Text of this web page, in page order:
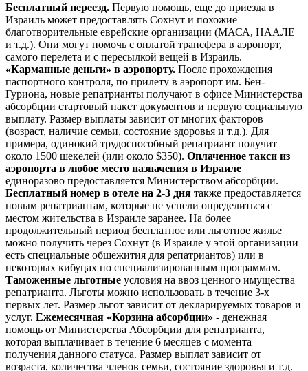
Бесплатный переезд. Первую помощь, еще до приезда в
Израиль может предоставлять Сохнут и похожие
благотворительные еврейские организации (МАСА, НААЛЕ
и т.д.). Они могут помочь с оплатой трансфера в аэропорт,
самого перелета и с пересылкой вещей в Израиль.
«Карманные деньги» в аэропорту. После прохождения
паспортного контроля, по прилету в аэропорт им. Бен-
Гуриона, новые репатрианты получают в офисе Министерства
абсорбции стартовый пакет документов и первую социальную
выплату. Размер выплаты зависит от многих факторов
(возраст, наличие семьи, состояние здоровья и т.д.). Для
примера, одинокий трудоспособный репатриант получит
около 1500 шекелей (или около $350). Оплаченное такси из
аэропорта в любое место назначения в Израиле
единоразово предоставляется Министерством абсорбции.
Бесплатный номер в отеле на 2-3 дня также предоставляется
новым репатриантам, которые не успели определиться с
местом жительства в Израиле заранее. На более
продолжительный период бесплатное или льготное жилье
можно получить через Сохнут (в Израиле у этой организации
есть специальные общежития для репатриантов) или в
некоторых кибуцах по специализированным программам.
Таможенные льготные условия на ввоз ценного имущества
репатрианта. Льготы можно использовать в течение 3-х
первых лет. Размер льгот зависит от декларируемых товаров и
услуг. Ежемесячная «Корзина абсорбции» ‑ денежная
помощь от Министерства Абсорбции для репатрианта,
которая выплачивает в течение 6 месяцев с момента
получения данного статуса. Размер выплат зависит от
возраста, количества членов семьи, состояние здоровья и т.д.